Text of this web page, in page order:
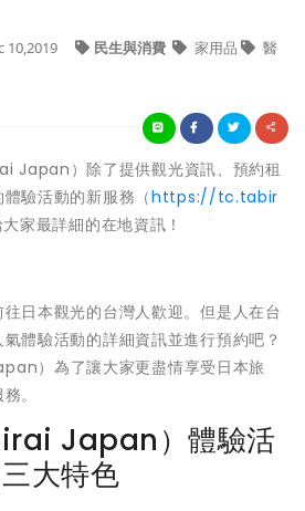
10,2019 民生與消費 家用品 醫
Japan）除了提供觀光資訊、預約租
驗活動的新服務（https://tc.tabir
家最詳細的在地資訊！
日本觀光的台灣人歡迎。但是人在台
體驗活動的詳細資訊並進行預約吧？
）為了讓大家更盡情享受日本旅
。
Japan）體驗活
大特色